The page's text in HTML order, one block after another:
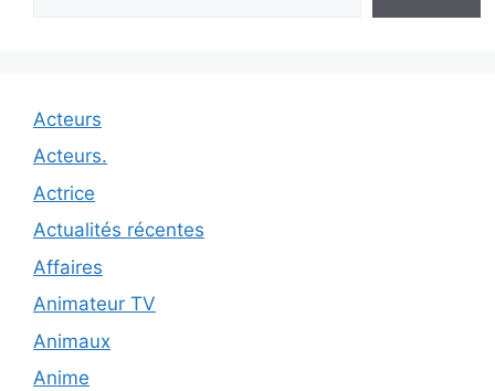
Acteurs
Acteurs.
Actrice
Actualités récentes
Affaires
Animateur TV
Animaux
Anime